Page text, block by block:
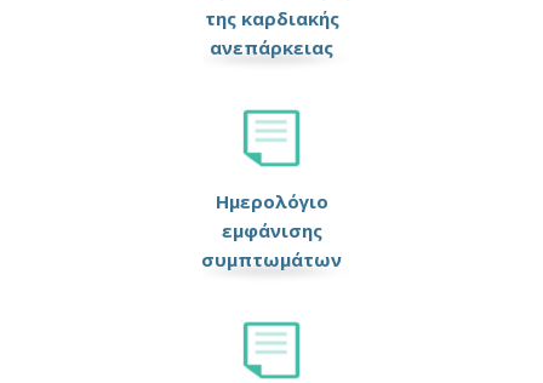
της καρδιακής
ανεπάρκειας
Ημερολόγιο
εμφάνισης
συμπτωμάτων